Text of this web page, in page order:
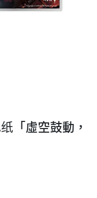
「虛空鼓動，